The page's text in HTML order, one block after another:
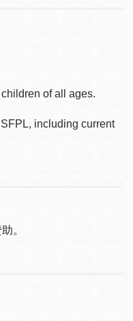
of all ages.
including current
。